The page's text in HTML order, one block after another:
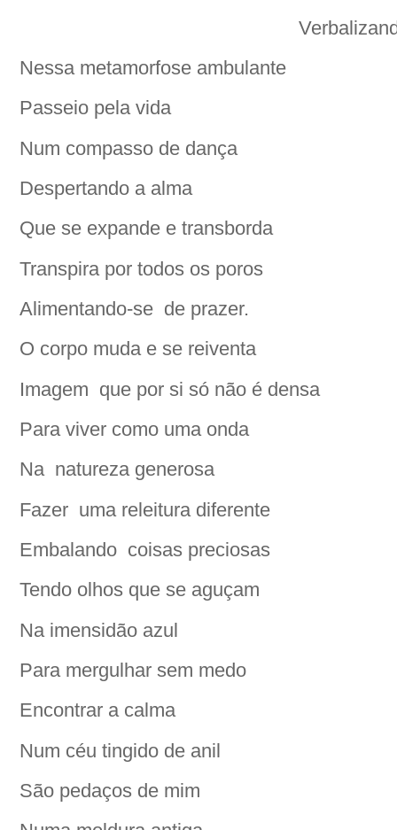
Nessa metamorfose ambulante
Passeio pela vida
Num compasso de dança
Despertando a alma
Que se expande e transborda
Transpira por todos os poros
Alimentando-se de prazer.
O corpo muda e se reiventa
Imagem que por si só não é densa
Para viver como uma onda
Na natureza generosa
Fazer uma releitura diferente
Embalando coisas preciosas
Tendo olhos que se aguçam
Na imensidão azul
Para mergulhar sem medo
Encontrar a calma
Num céu tingido de anil
São pedaços de mim